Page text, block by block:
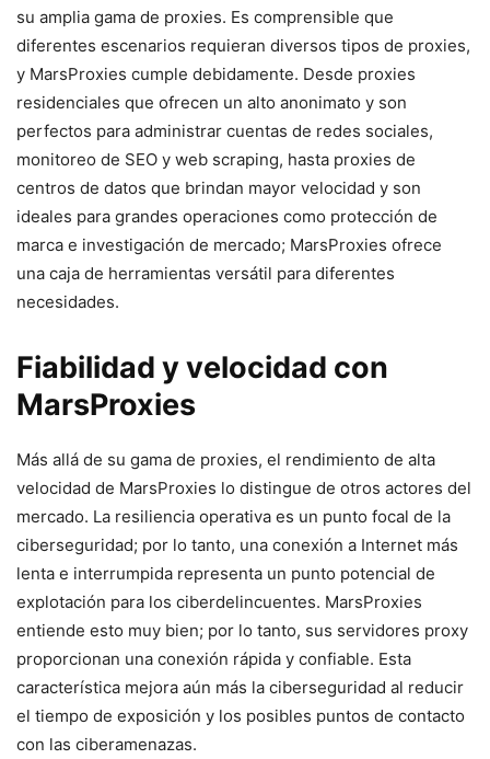
⁢su amplia gama de proxies. Es comprensible que⁢
diferentes‌ escenarios requieran⁢ diversos tipos de proxies,
y MarsProxies cumple debidamente. Desde proxies‍
residenciales que ofrecen⁢ un‍ alto anonimato y son
perfectos para administrar cuentas de redes sociales, ​
monitoreo de SEO‍ y web scraping, hasta‍ proxies de
centros de datos ‌que brindan mayor velocidad y son
ideales para grandes operaciones⁢ como protección de
‌marca e investigación⁤ de‍ mercado; MarsProxies⁢ ofrece
una caja ⁢de‍ herramientas versátil para ​diferentes
necesidades.
Fiabilidad y ‍velocidad con
MarsProxies
Más allá de su gama de⁢ proxies, el rendimiento⁢ de alta‌
velocidad de MarsProxies lo distingue ⁢de ‌otros actores del
mercado. La​ resiliencia operativa es⁢ un punto focal de la
ciberseguridad; por lo tanto, una conexión​ a Internet más
lenta⁢ e interrumpida representa‌ un​ punto potencial de⁢
explotación para los ciberdelincuentes. MarsProxies
entiende esto muy ‌bien; por lo tanto, sus servidores proxy⁢
proporcionan una ⁢conexión ⁣rápida⁢ y confiable. Esta
característica mejora aún más la ciberseguridad al reducir
el tiempo de exposición y los ⁢posibles puntos de contacto
con las‍ ciberamenazas.